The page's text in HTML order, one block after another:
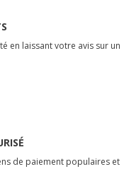
en laissant votre avis sur un
de paiement populaires et